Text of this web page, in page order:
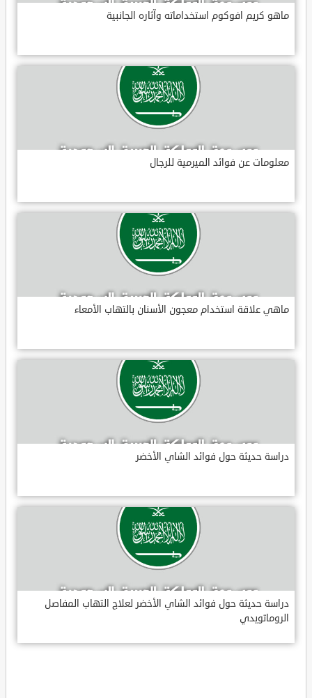
ماهو كريم افوكوم استخداماته وآثاره الجانبية
معلومات عن فوائد الميرمية للرجال
ماهي علاقة استخدام معجون الأسنان بالتهاب الأمعاء
دراسة حديثة حول فوائد الشاي الأخضر
دراسة حديثة حول فوائد الشاي الأخضر لعلاج التهاب المفاصل
الروماتويدي